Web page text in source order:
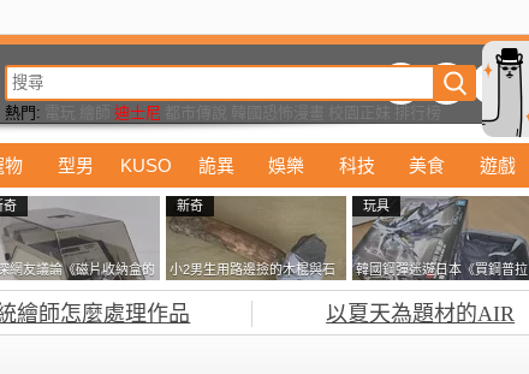
熱門: 迪士尼
珍事件
物 型男 KUSO 詭異 娛樂 科技 美食 遊戲
奇
網友議論《磁片收納盒的
什麼用》想偷的話整盒拿
就好了嗎？
新奇
小2男生用路邊撿的木棍與石
頭做成了《石斧》馬麻打開書
包嚇一跳怎麼會有這種東
西！？
玩具
韓國鋼彈迷遊日本《買鋼普拉
塞不進行李箱》網友們集思廣
益提供解方了……
繪師怎麼處理作品 以夏天為題材的AIR